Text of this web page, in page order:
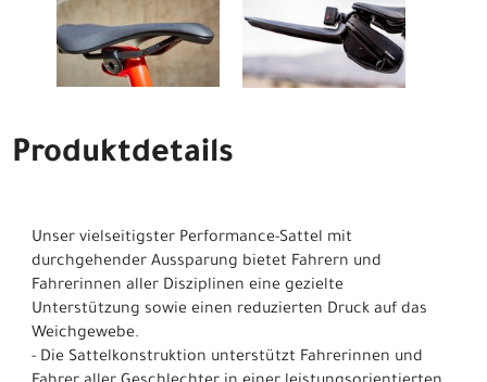
Produktdetails
Unser vielseitigster Performance-Sattel mit
durchgehender Aussparung bietet Fahrern und
Fahrerinnen aller Disziplinen eine gezielte
Unterstützung sowie einen reduzierten Druck auf das
Weichgewebe.
- Die Sattelkonstruktion unterstützt Fahrerinnen und